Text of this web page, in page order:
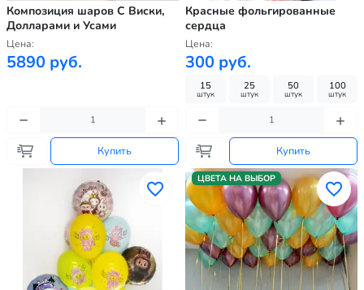
Композиция шаров С Виски,
Долларами и Усами
Цена:
5890 руб.
Купить
Красные фольгированные
сердца
Цена:
300 руб.
15
штук
25
штук
50
штук
100
штук
Купить
ЦВЕТА НА ВЫБОР